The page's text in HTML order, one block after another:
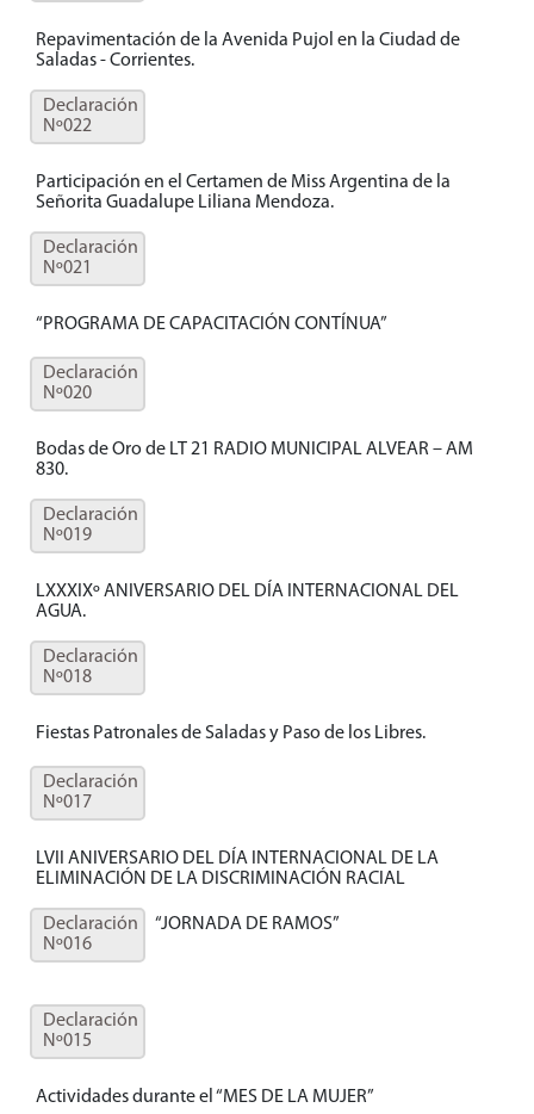
Repavimentación de la Avenida Pujol en la Ciudad de
Saladas - Corrientes.
Declaración
Nº022
Participación en el Certamen de Miss Argentina de la
Señorita Guadalupe Liliana Mendoza.
Declaración
Nº021
“PROGRAMA DE CAPACITACIÓN CONTÍNUA”
Declaración
Nº020
Bodas de Oro de LT 21 RADIO MUNICIPAL ALVEAR – AM
830.
Declaración
Nº019
LXXXIXº ANIVERSARIO DEL DÍA INTERNACIONAL DEL
AGUA.
Declaración
Nº018
Fiestas Patronales de Saladas y Paso de los Libres.
Declaración
Nº017
LVII ANIVERSARIO DEL DÍA INTERNACIONAL DE LA
ELIMINACIÓN DE LA DISCRIMINACIÓN RACIAL
Declaración
Nº016
“JORNADA DE RAMOS”
Declaración
Nº015
Actividades durante el “MES DE LA MUJER”